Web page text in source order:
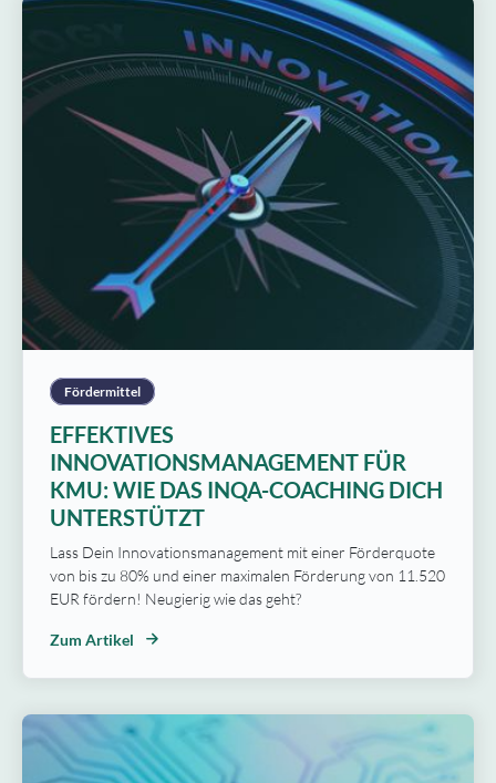
Fördermittel
EFFEKTIVES
INNOVATIONSMANAGEMENT FÜR
KMU: WIE DAS INQA-COACHING DICH
UNTERSTÜTZT
Lass Dein Innovationsmanagement mit einer Förderquote
von bis zu 80% und einer maximalen Förderung von 11.520
EUR fördern! Neugierig wie das geht?
Zum Artikel